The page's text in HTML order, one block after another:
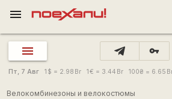
menu
vpn_key
Пт, 7 Авг 1 $ = 2.98 Br 1€ = 3.44 Br 100₴ = 6.65
Велокомбинезоны и велокостюмы